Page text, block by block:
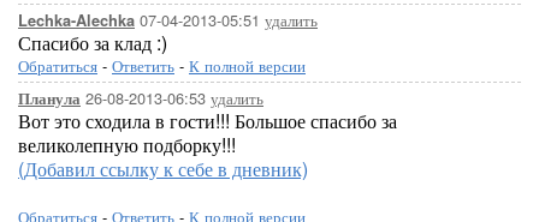
Lechka-Alechka 07-04-2013-05:51 удалить
Спасибо за клад :)
Обратиться - Ответить - К полной версии
Планула 26-08-2013-06:53 удалить
Вот это сходила в гости!!! Большое спасибо за
великолепную подборку!!!
(Добавил ссылку к себе в дневник)
Обратиться - Ответить - К полной версии